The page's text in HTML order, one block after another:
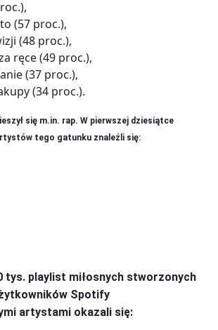
(57 proc.),
(48 proc.),
ręce (49 proc.),
(37 proc.),
(34 proc.).
się m.in. rap. W pierwszej dziesiątce
tego gatunku znaleźli się:
tys. playlist miłosnych stworzonych
Spotify
artystami okazali się: